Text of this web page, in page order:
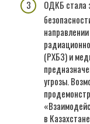
ОДКБ стала
(РХБЗ) и
угрозы.
в